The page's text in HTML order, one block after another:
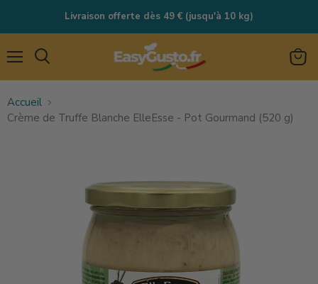
Livraison offerte dès 49 € (jusqu'à 10 kg)
Accueil
Crème de Truffe Blanche ElleEsse - Pot Gourmand (520 g)